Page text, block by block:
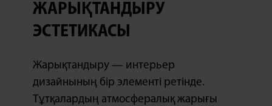
ЖАРЫҚТАНДЫРУ
ЭСТЕТИКАСЫ
Жарықтандыру — интерьер
дизайнының бір элементі ретінде.
Тұтқалардың атмосфералық жарығы